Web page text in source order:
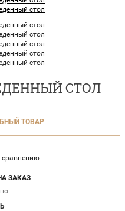
СТОЛ
ТОВАР
сравнению
ЗАКАЗ